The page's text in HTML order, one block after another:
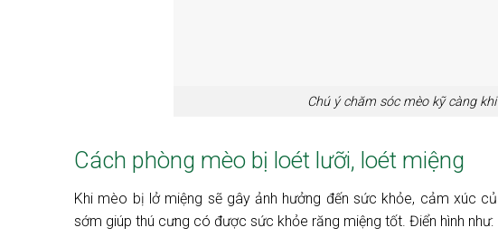
Chú ý chăm sóc mèo kỹ càng
Cách phòng mèo bị loét lưỡi, loét miệng
Khi mèo bị lở miệng sẽ gây ảnh hưởng đến sức khỏe, cảm xúc
sớm giúp thú cưng có được sức khỏe răng miệng tốt. Điển hình như: